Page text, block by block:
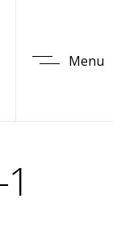
Menu